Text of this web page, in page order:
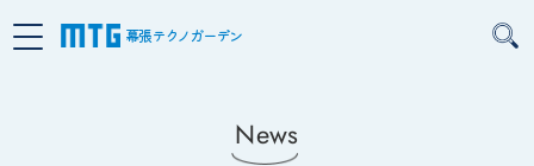
幕張テクノガーデン
News